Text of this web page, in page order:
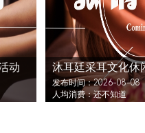
动 沐耳廷采耳文化休
发布时间：2026-08-08
人均消费：还不知道